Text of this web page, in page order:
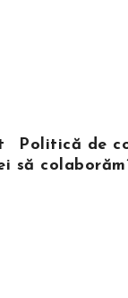
Politică de
să